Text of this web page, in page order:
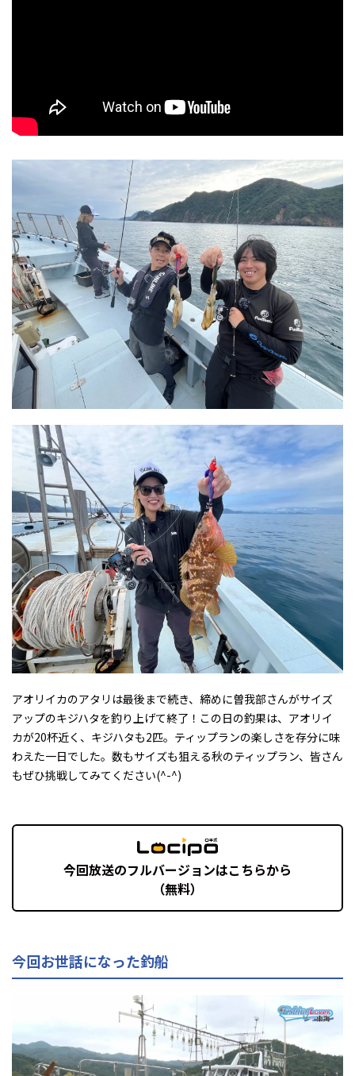
アオリイカのアタリは最後まで続き、締めに曽我部さんがサイズ
アップのキジハタを釣り上げて終了！この日の釣果は、アオリイ
カが20杯近く、キジハタも2匹。ティップランの楽しさを存分に味
わえた一日でした。数もサイズも狙える秋のティップラン、皆さん
もぜひ挑戦してみてください(^-^)
今回放送のフルバージョンはこちらから
（無料）
今回お世話になった釣船